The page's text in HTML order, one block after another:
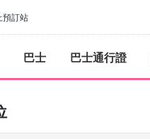
預訂站
巴士 巴士通行證